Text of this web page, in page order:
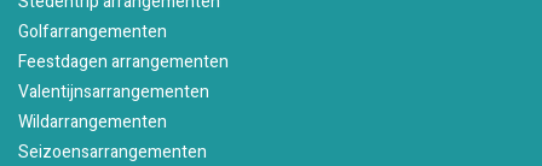
Golfarrangementen
Feestdagen arrangementen
Valentijnsarrangementen
Wildarrangementen
Seizoensarrangementen